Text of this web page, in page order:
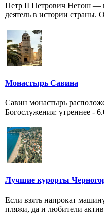
Петр II Петрович Негош —
деятель в истории страны.
Монастырь Савина
Савин монастырь
Богослужения: утреннее -
Лучшие курорты
Если взять напрокат
пляжи, да и любители